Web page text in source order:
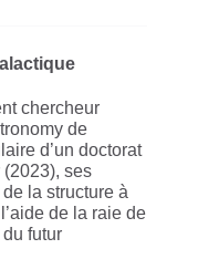
chercheur
de
d’un doctorat
(2023), ses
la structure à
de la raie de
du futur